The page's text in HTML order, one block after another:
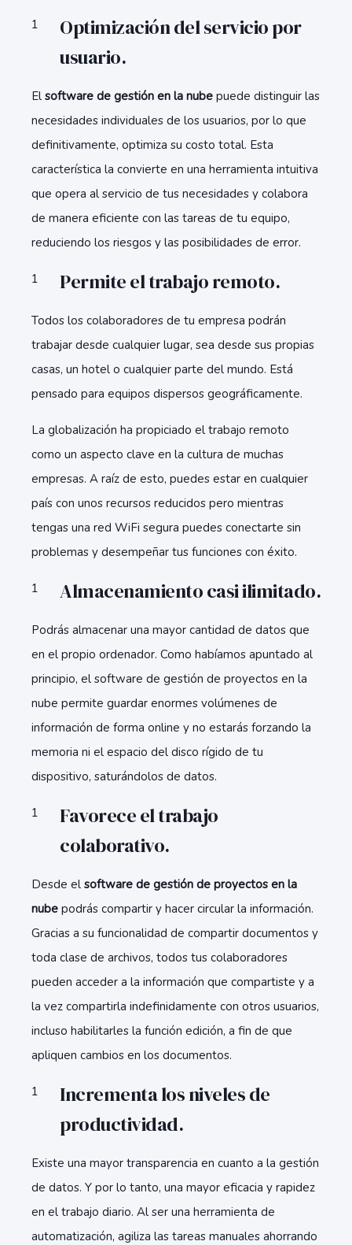
Optimización del servicio por
usuario.
El software de gestión en la nube puede distinguir las
necesidades individuales de los usuarios, por lo que
definitivamente, optimiza su costo total. Esta
característica la convierte en una herramienta intuitiva
que opera al servicio de tus necesidades y colabora
de manera eficiente con las tareas de tu equipo,
reduciendo los riesgos y las posibilidades de error.
Permite el trabajo remoto.
Todos los colaboradores de tu empresa podrán
trabajar desde cualquier lugar, sea desde sus propias
casas, un hotel o cualquier parte del mundo. Está
pensado para equipos dispersos geográficamente.
La globalización ha propiciado el trabajo remoto
como un aspecto clave en la cultura de muchas
empresas. A raíz de esto, puedes estar en cualquier
país con unos recursos reducidos pero mientras
tengas una red WiFi segura puedes conectarte sin
problemas y desempeñar tus funciones con éxito.
Almacenamiento casi ilimitado.
Podrás almacenar una mayor cantidad de datos que
en el propio ordenador. Como habíamos apuntado al
principio, el software de gestión de proyectos en la
nube permite guardar enormes volúmenes de
información de forma online y no estarás forzando la
memoria ni el espacio del disco rígido de tu
dispositivo, saturándolos de datos.
Favorece el trabajo
colaborativo.
Desde el software de gestión de proyectos en la
nube podrás compartir y hacer circular la información.
Gracias a su funcionalidad de compartir documentos y
toda clase de archivos, todos tus colaboradores
pueden acceder a la información que compartiste y a
la vez compartirla indefinidamente con otros usuarios,
incluso habilitarles la función edición, a fin de que
apliquen cambios en los documentos.
Incrementa los niveles de
productividad.
Existe una mayor transparencia en cuanto a la gestión
de datos. Y por lo tanto, una mayor eficacia y rapidez
en el trabajo diario. Al ser una herramienta de
automatización, agiliza las tareas manuales ahorrando